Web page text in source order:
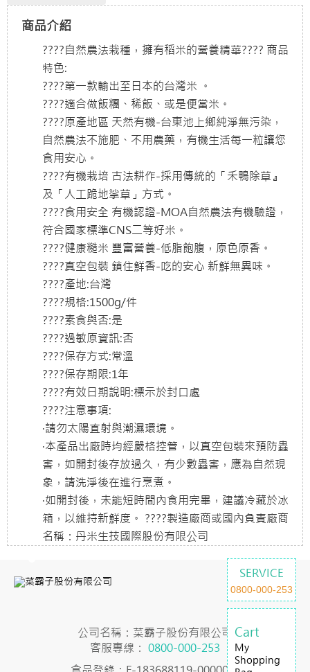
商品介紹
????自然農法栽種，擁有稻米的營養精華???? 商品
特色:
????第一款輸出至日本的台灣米 。
????適合做飯糰、稀飯、或是便當米。
????原產地區 天然有機-台東池上鄉純淨無污染，
自然農法不施肥、不用農藥，有機生活每一粒讓您
食用安心。
????有機栽培 古法耕作-採用傳統的「禾鴨除草』
及「人工跪地挲草」方式。
????食用安全 有機認證-MOA自然農法有機驗證，
符合國家標準CNS二等好米。
????健康糙米 豐富營養-低脂飽腹，原色原香。
????真空包裝 鎖住鮮香-吃的安心 新鮮無異味。
????產地:台灣
????規格:1500g/件
????素食與否:是
????過敏原資訊:否
????保存方式:常溫
????保存期限:1年
????有效日期說明:標示於封口處
????注意事項:
·請勿太陽直射與潮濕環境。
·本產品出廠時均經嚴格控管，以真空包裝來預防蟲
害，如開封後存放過久，有少數蟲害，應為自然現
象，請洗淨後在進行烹煮。
·如開封後，未能短時間內食用完畢，建議冷藏於冰
箱，以維持新鮮度。 ????製造廠商或國內負責廠商
名稱：丹米生技國際股份有限公司
SERVICE
0800-000-253
Cart
My
Shopping
公司名稱：菜霸子股份有限公司
客服專線： 0800-000-253